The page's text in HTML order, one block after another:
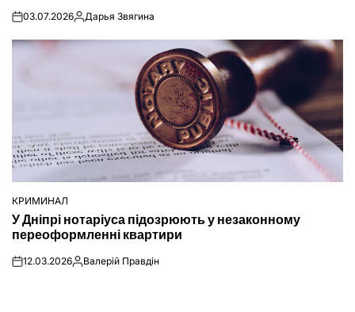
on03.07.2026Опубліковано
Дарья Звягина
ОПУБЛІКУВАТИ
У
КРИМИНАЛ
У Дніпрі нотаріуса підозрюють у незаконному
переоформленні квартири
on12.03.2026Опубліковано
Валерій Правдін